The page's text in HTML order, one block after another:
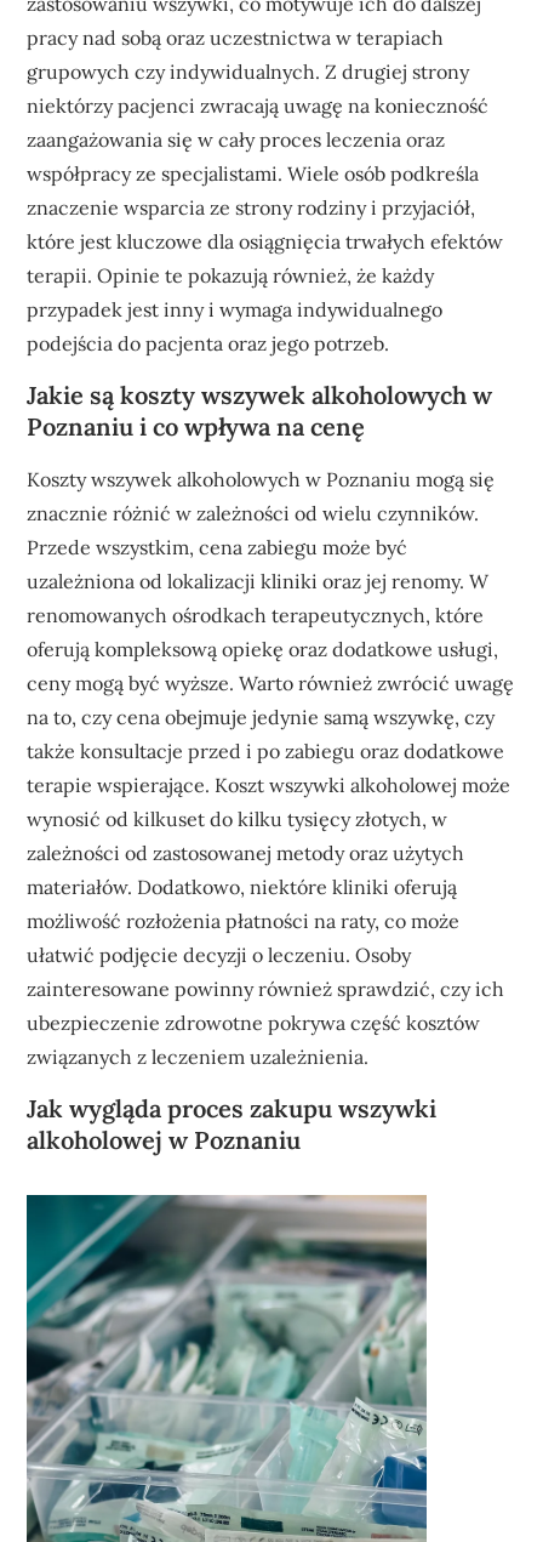
pracy nad sobą oraz uczestnictwa w terapiach
grupowych czy indywidualnych. Z drugiej strony
niektórzy pacjenci zwracają uwagę na konieczność
zaangażowania się w cały proces leczenia oraz
współpracy ze specjalistami. Wiele osób podkreśla
znaczenie wsparcia ze strony rodziny i przyjaciół,
które jest kluczowe dla osiągnięcia trwałych efektów
terapii. Opinie te pokazują również, że każdy
przypadek jest inny i wymaga indywidualnego
podejścia do pacjenta oraz jego potrzeb.
Jakie są koszty wszywek alkoholowych w
Poznaniu i co wpływa na cenę
Koszty wszywek alkoholowych w Poznaniu mogą się
znacznie różnić w zależności od wielu czynników.
Przede wszystkim, cena zabiegu może być
uzależniona od lokalizacji kliniki oraz jej renomy. W
renomowanych ośrodkach terapeutycznych, które
oferują kompleksową opiekę oraz dodatkowe usługi,
ceny mogą być wyższe. Warto również zwrócić uwagę
na to, czy cena obejmuje jedynie samą wszywkę, czy
także konsultacje przed i po zabiegu oraz dodatkowe
terapie wspierające. Koszt wszywki alkoholowej może
wynosić od kilkuset do kilku tysięcy złotych, w
zależności od zastosowanej metody oraz użytych
materiałów. Dodatkowo, niektóre kliniki oferują
możliwość rozłożenia płatności na raty, co może
ułatwić podjęcie decyzji o leczeniu. Osoby
zainteresowane powinny również sprawdzić, czy ich
ubezpieczenie zdrowotne pokrywa część kosztów
związanych z leczeniem uzależnienia.
Jak wygląda proces zakupu wszywki
alkoholowej w Poznaniu